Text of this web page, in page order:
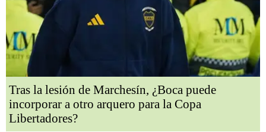
Tras la lesión de Marchesín, ¿Boca puede
incorporar a otro arquero para la Copa
Libertadores?